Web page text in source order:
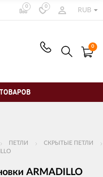
0 0
RUB
0
ПЕТЛИ
СКРЫТЫЕ ПЕТЛИ
ARMADILLO